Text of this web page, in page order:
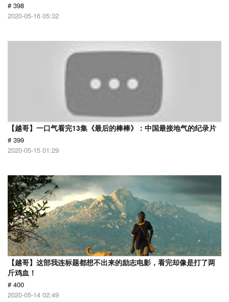
# 398
2020-05-16 05:32
【越哥】一口气看完13集《最后的棒棒》：中国最接地气的纪录片
# 399
2020-05-15 01:29
【越哥】这部我连标题都想不出来的励志电影，看完却像是打了两
斤鸡血！
# 400
2020-05-14 02:49